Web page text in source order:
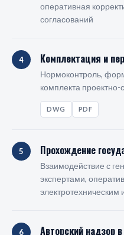
оперативная
согласований
4 Комплектация и
Нормоконтроль,
комплекта
DWG PDF
5 Прохождение
Взаимодействие с
экспертами,
6 Авторский надзор